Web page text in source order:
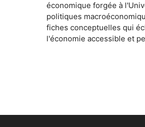
économique forgée à
politiques
fiches conceptuelles qui
l'économie accessible et